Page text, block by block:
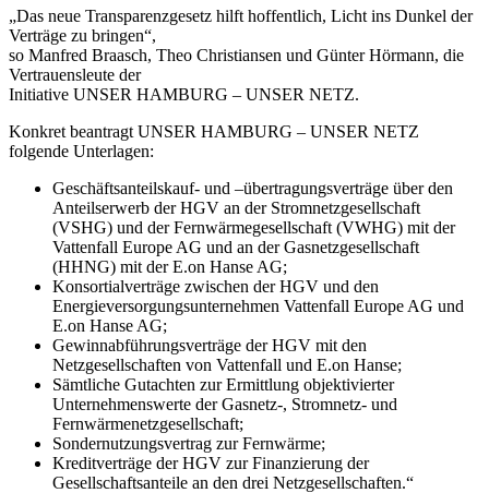
„Das neue Transparenzgesetz hilft hoffentlich, Licht ins Dunkel der
Verträge zu bringen“,
so Manfred Braasch, Theo Christiansen und Günter Hörmann, die
Vertrauensleute der
Initiative UNSER HAMBURG – UNSER NETZ.
Konkret beantragt UNSER HAMBURG – UNSER NETZ
folgende Unterlagen:
Geschäftsanteilskauf- und –übertragungsverträge über den
Anteilserwerb der HGV an der Stromnetzgesellschaft
(VSHG) und der Fernwärmegesellschaft (VWHG) mit der
Vattenfall Europe AG und an der Gasnetzgesellschaft
(HHNG) mit der E.on Hanse AG;
Konsortialverträge zwischen der HGV und den
Energieversorgungsunternehmen Vattenfall Europe AG und
E.on Hanse AG;
Gewinnabführungsverträge der HGV mit den
Netzgesellschaften von Vattenfall und E.on Hanse;
Sämtliche Gutachten zur Ermittlung objektivierter
Unternehmenswerte der Gasnetz-, Stromnetz- und
Fernwärmenetzgesellschaft;
Sondernutzungsvertrag zur Fernwärme;
Kreditverträge der HGV zur Finanzierung der
Gesellschaftsanteile an den drei Netzgesellschaften.“